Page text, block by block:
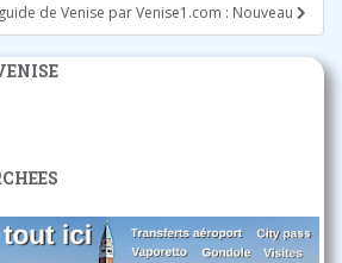
de Venise par Venise1.com : Nouveau